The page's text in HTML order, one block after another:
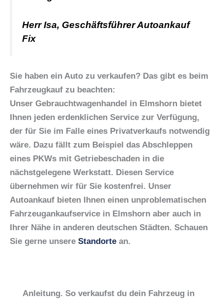
Herr Isa, Geschäftsführer Autoankauf
Fix
Sie haben ein Auto zu verkaufen? Das gibt es beim
Fahrzeugkauf zu beachten:
Unser Gebrauchtwagenhandel in Elmshorn bietet
Ihnen jeden erdenklichen Service zur Verfügung,
der für Sie im Falle eines Privatverkaufs notwendig
wäre. Dazu fällt zum Beispiel das Abschleppen
eines PKWs mit Getriebeschaden in die
nächstgelegene Werkstatt. Diesen Service
übernehmen wir für Sie kostenfrei. Unser
Autoankauf bieten Ihnen einen unproblematischen
Fahrzeugankaufservice in Elmshorn aber auch in
Ihrer Nähe in anderen deutschen Städten. Schauen
Sie gerne unsere Standorte an.
Anleitung. So verkaufst du dein Fahrzeug in